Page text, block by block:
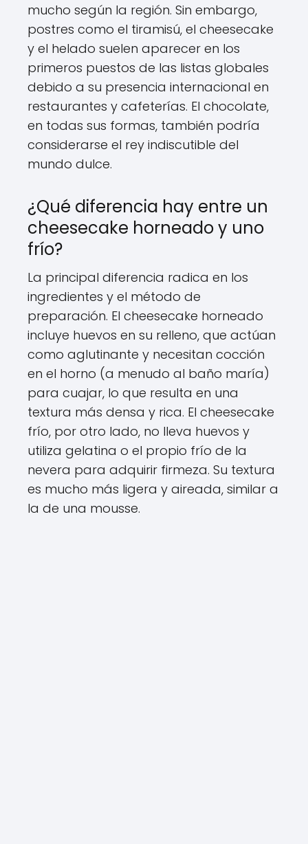
mucho según la región. Sin embargo,
postres como el tiramisú, el cheesecake
y el helado suelen aparecer en los
primeros puestos de las listas globales
debido a su presencia internacional en
restaurantes y cafeterías. El chocolate,
en todas sus formas, también podría
considerarse el rey indiscutible del
mundo dulce.
¿Qué diferencia hay entre un
cheesecake horneado y uno
frío?
La principal diferencia radica en los
ingredientes y el método de
preparación. El cheesecake horneado
incluye huevos en su relleno, que actúan
como aglutinante y necesitan cocción
en el horno (a menudo al baño maría)
para cuajar, lo que resulta en una
textura más densa y rica. El cheesecake
frío, por otro lado, no lleva huevos y
utiliza gelatina o el propio frío de la
nevera para adquirir firmeza. Su textura
es mucho más ligera y aireada, similar a
la de una mousse.